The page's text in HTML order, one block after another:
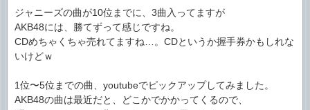
ジャニーズの曲が10位までに、3曲入ってますが
AKB48には、勝てずって感じですね。
CDめちゃくちゃ売れてますね…。CDというか握手券かもしれな
いけどｗ
1位〜5位までの曲、youtubeでピックアップしてみました。
AKB48の曲は最近だと、どこかでかかってくるので、